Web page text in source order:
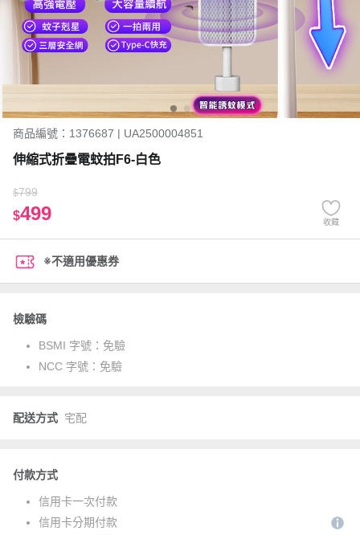
商品編號：1376687 | UA2500004851
伸縮式折疊電蚊拍F6-白色
$799
$499 收藏
※不適用優惠券
檢驗碼
BSMI 字號： 免驗
NCC 字號： 免驗
配送方式 宅配
付款方式
信用卡一次付款
信用卡分期付款